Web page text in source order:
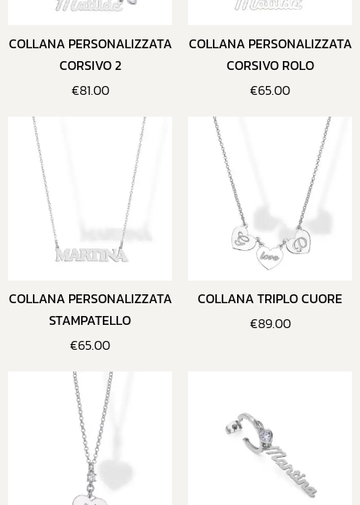
COLLANA PERSONALIZZATA
CORSIVO 2
€81.00
COLLANA PERSONALIZZATA
CORSIVO ROLO
€65.00
COLLANA PERSONALIZZATA
STAMPATELLO
€65.00
COLLANA TRIPLO CUORE
€89.00